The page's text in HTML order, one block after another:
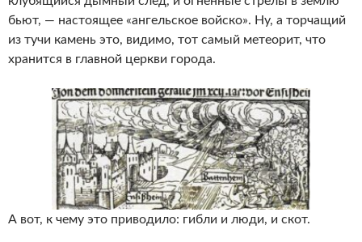
бьют, — настоящее «ангельское войско». Ну, а торчащий
из тучи камень это, видимо, тот самый метеорит, что
хранится в главной церкви города.
А вот, к чему это приводило: гибли и люди, и скот.